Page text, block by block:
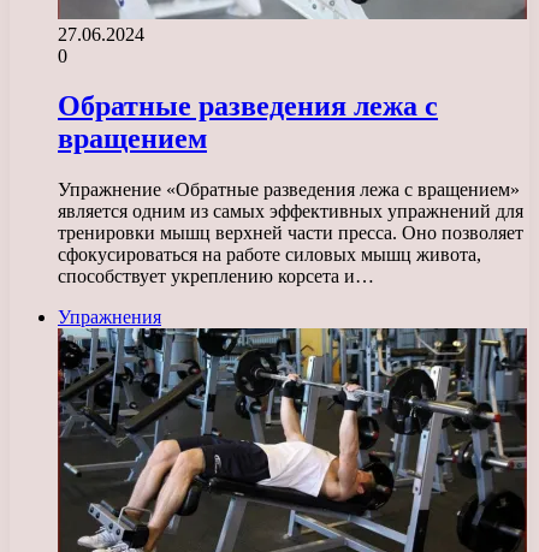
27.06.2024
0
Обратные разведения лежа с
вращением
Упражнение «Обратные разведения лежа с вращением»
является одним из самых эффективных упражнений для
тренировки мышц верхней части пресса. Оно позволяет
сфокусироваться на работе силовых мышц живота,
способствует укреплению корсета и…
Упражнения